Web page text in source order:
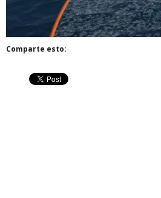
Comparte esto: